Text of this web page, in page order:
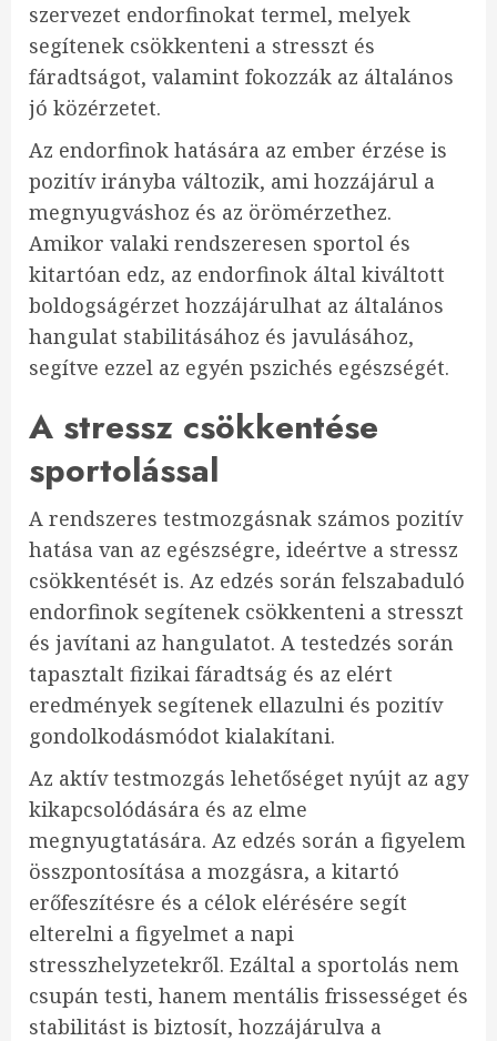
szervezet endorfinokat termel, melyek
segítenek csökkenteni a stresszt és
fáradtságot, valamint fokozzák az általános
jó közérzetet.
Az endorfinok hatására az ember érzése is
pozitív irányba változik, ami hozzájárul a
megnyugváshoz és az örömérzethez.
Amikor valaki rendszeresen sportol és
kitartóan edz, az endorfinok által kiváltott
boldogságérzet hozzájárulhat az általános
hangulat stabilitásához és javulásához,
segítve ezzel az egyén pszichés egészségét.
A stressz csökkentése
sportolással
A rendszeres testmozgásnak számos pozitív
hatása van az egészségre, ideértve a stressz
csökkentését is. Az edzés során felszabaduló
endorfinok segítenek csökkenteni a stresszt
és javítani az hangulatot. A testedzés során
tapasztalt fizikai fáradtság és az elért
eredmények segítenek ellazulni és pozitív
gondolkodásmódot kialakítani.
Az aktív testmozgás lehetőséget nyújt az agy
kikapcsolódására és az elme
megnyugtatására. Az edzés során a figyelem
összpontosítása a mozgásra, a kitartó
erőfeszítésre és a célok elérésére segít
elterelni a figyelmet a napi
stresszhelyzetekről. Ezáltal a sportolás nem
csupán testi, hanem mentális frissességet és
stabilitást is biztosít, hozzájárulva a